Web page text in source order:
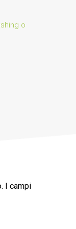
o
I campi